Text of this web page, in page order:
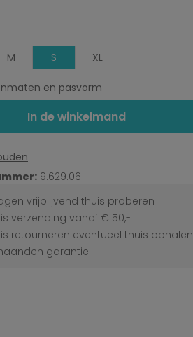
M S XL
en pasvorm
In de winkelmand
9.629.06
vrijblijvend thuis proberen
verzending vanaf € 50,-
retourneren eventueel thuis ophalen
garantie